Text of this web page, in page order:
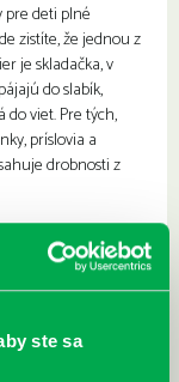
ste sa
pre deti plné
zistíte, že jednou z
je skladačka, v
do slabík,
do viet. Pre tých,
príslovia a
drobnosti z